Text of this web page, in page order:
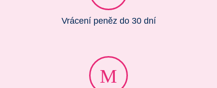
Vrácení peněz do 30 dní